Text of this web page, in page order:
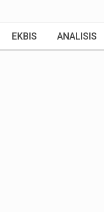
EKBIS ANALISIS